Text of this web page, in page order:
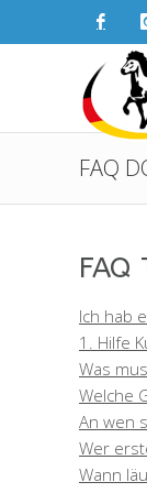
FAQ
Ich hab
1. Hilfe
Was
Welche
An wen
Wer
Wann